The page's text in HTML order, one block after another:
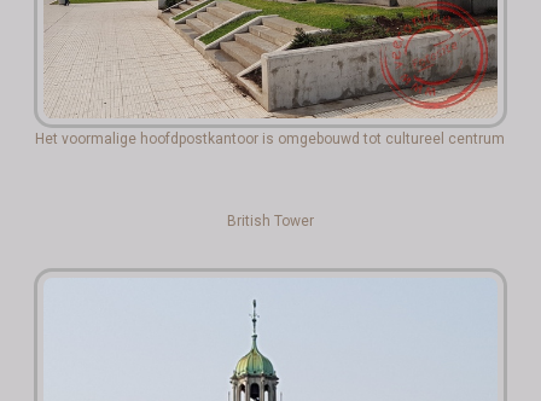
Het voormalige hoofdpostkantoor is omgebouwd tot cultureel centrum
British Tower